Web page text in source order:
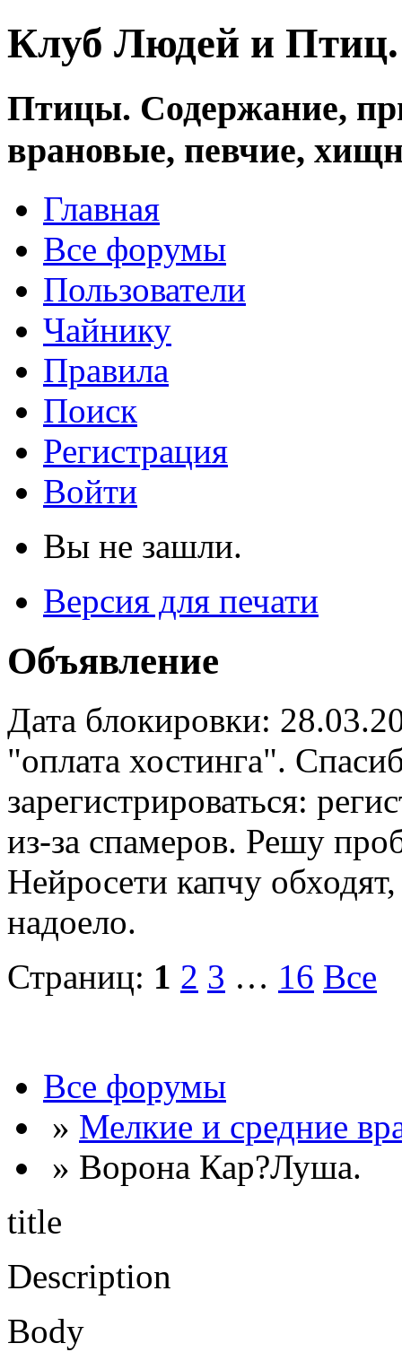
Клуб Людей и
Птицы. Содержание,
врановые, певчие,
Главная
Все форумы
Пользователи
Чайнику
Правила
Поиск
Регистрация
Войти
Вы не зашли.
Версия для печати
Объявление
Дата блокировки:
"оплата хостинга".
зарегистрироваться:
из-за спамеров. Решу
Нейросети капчу
надоело.
Страниц: 1 2 3 … 16 Все
Все форумы
» Мелкие и средние
» Ворона Кар?Луша.
title
Description
Body